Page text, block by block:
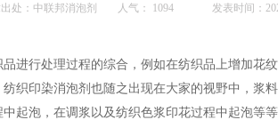
出处：中联邦消泡剂 人气： 1094 发表时间：
行处理过程的综合，例如在纺织品上增加花纹
织印染消泡剂也随之出现在大家的视野中，浆
起泡，在调浆以及纺织色浆印花过程中起泡等